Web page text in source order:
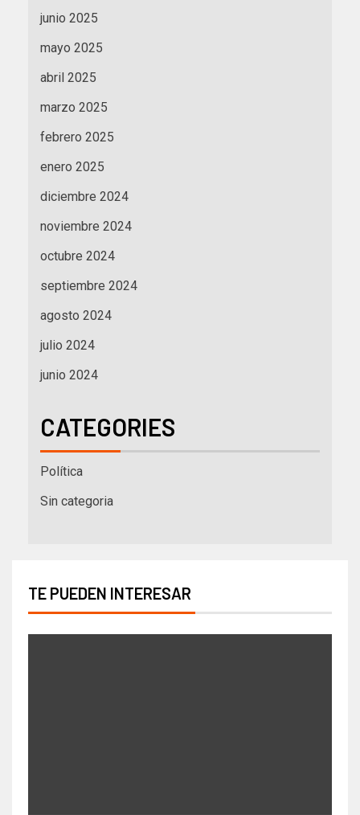
junio 2025
mayo 2025
abril 2025
marzo 2025
febrero 2025
enero 2025
diciembre 2024
noviembre 2024
octubre 2024
septiembre 2024
agosto 2024
julio 2024
junio 2024
CATEGORIES
Política
Sin categoria
TE PUEDEN INTERESAR